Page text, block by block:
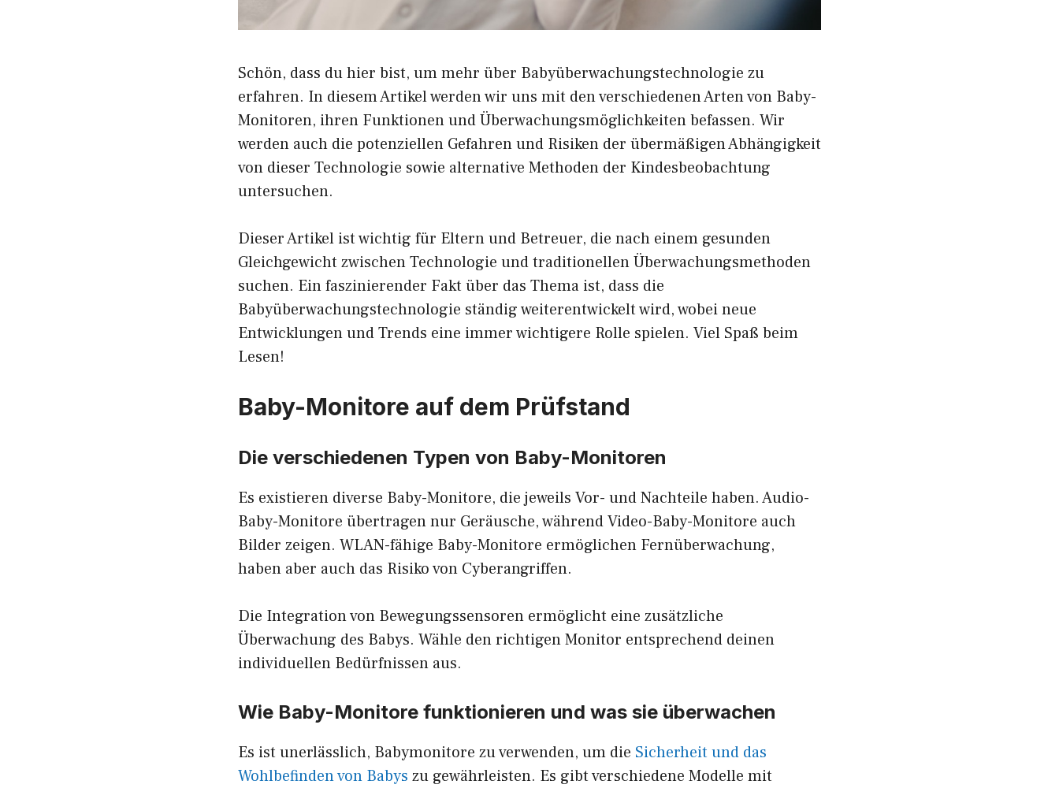
Schön, dass du hier bist, um mehr über Babyüberwachungstechnologie zu
erfahren. In diesem Artikel werden wir uns mit den verschiedenen Arten von Baby-
Monitoren, ihren Funktionen und Überwachungsmöglichkeiten befassen. Wir
werden auch die potenziellen Gefahren und Risiken der übermäßigen Abhängigkeit
von dieser Technologie sowie alternative Methoden der Kindesbeobachtung
untersuchen.
Dieser Artikel ist wichtig für Eltern und Betreuer, die nach einem gesunden
Gleichgewicht zwischen Technologie und traditionellen Überwachungsmethoden
suchen. Ein faszinierender Fakt über das Thema ist, dass die
Babyüberwachungstechnologie ständig weiterentwickelt wird, wobei neue
Entwicklungen und Trends eine immer wichtigere Rolle spielen. Viel Spaß beim
Lesen!
Baby-Monitore auf dem Prüfstand
Die verschiedenen Typen von Baby-Monitoren
Es existieren diverse Baby-Monitore, die jeweils Vor- und Nachteile haben. Audio-
Baby-Monitore übertragen nur Geräusche, während Video-Baby-Monitore auch
Bilder zeigen. WLAN-fähige Baby-Monitore ermöglichen Fernüberwachung,
haben aber auch das Risiko von Cyberangriffen.
Die Integration von Bewegungssensoren ermöglicht eine zusätzliche
Überwachung des Babys. Wähle den richtigen Monitor entsprechend deinen
individuellen Bedürfnissen aus.
Wie Baby-Monitore funktionieren und was sie überwachen
Es ist unerlässlich, Babymonitore zu verwenden, um die Sicherheit und das
Wohlbefinden von Babys zu gewährleisten. Es gibt verschiedene Modelle mit